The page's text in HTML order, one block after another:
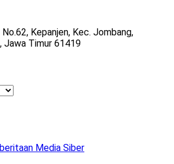
Kepanjen, Kec. Jombang,
Jawa Timur 61419
Media Siber